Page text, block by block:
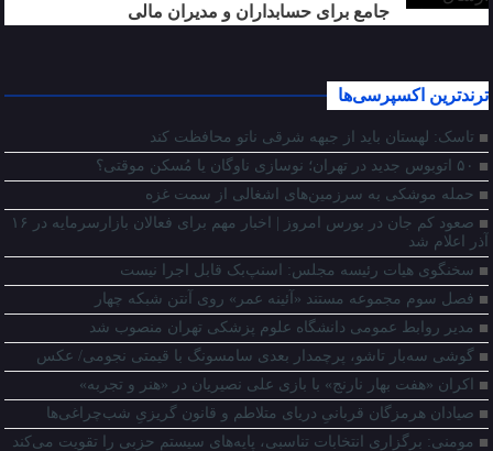
جامع برای حسابداران و مدیران مالی
ترندترین اکسپرسی‌ها
تاسک: لهستان باید از جبهه شرقی ناتو محافظت کند
۵۰ اتوبوس جدید در تهران؛ نوسازی ناوگان یا مُسکن موقتی؟
حمله موشکی به سرزمین‌های اشغالی از سمت غزه
صعود کم جان در بورس امروز | اخبار مهم برای فعالان بازارسرمایه در ۱۶
آذر اعلام شد
سخنگوی هیات رئیسه مجلس: اسنپ‌بک قابل اجرا نیست
فصل سوم مجموعه مستند «آئینه عمر» روی آنتن شبکه چهار
مدیر روابط عمومی دانشگاه علوم پزشکی تهران منصوب شد
گوشی سه‌بار تاشو، پرچمدار بعدی سامسونگ با قیمتی نجومی/ عکس
اکران «هفت بهار نارنج» با بازی علی نصیریان در «هنر و تجربه»
صیادان هرمزگان قربانیِ دریای متلاطم و قانون گریزیِ شب‌چراغی‌ها
مومنی: برگزاری انتخابات تناسبی، پایه‌های سیستم حزبی را تقویت می‌کند